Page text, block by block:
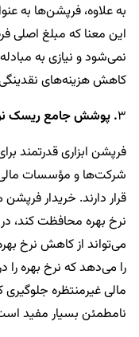
به علاوه، فرپشن‌ها به
این معنا که مبلغ اصلی
نمی‌شود و نیازی به
کاهش هزینه‌های
3. پوشش جامع ریسک نرخ
فرپشن ابزاری قدرتمند
شرکت‌ها و مؤسسات مالی
قرار دارند. خریدار فرپشن
نرخ بهره محافظت کند،
می‌تواند از کاهش نرخ
را می‌دهد که نرخ بهره
مالی غیرمنتظره
نامطمئن بسیار مفید